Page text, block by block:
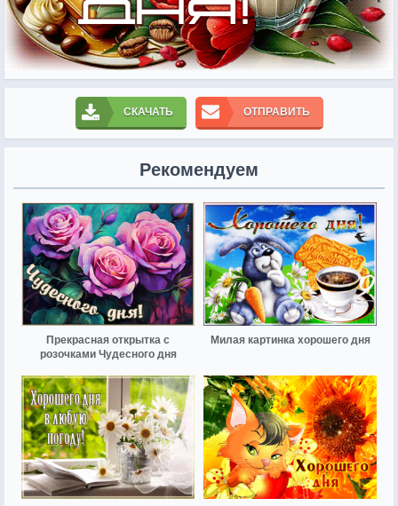
СКАЧАТЬ ОТПРАВИТЬ
Рекомендуем
Прекрасная открытка с
розочками Чудесного дня
Милая картинка хорошего дня